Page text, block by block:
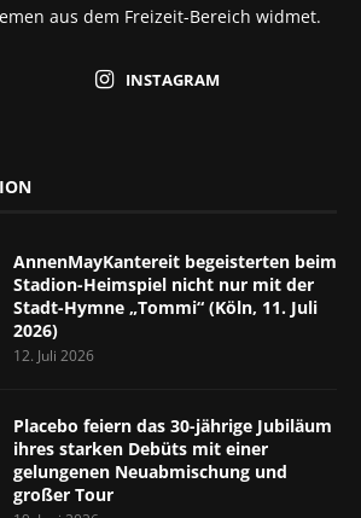
aus dem Freizeit-Bereich widmet.
INSTAGRAM
AnnenMayKantereit begeisterten beim
Stadion-Heimspiel nicht nur mit der
Stadt-Hymne „Tommi“ (Köln, 11. Juli
2026)
12. Juli 2026
Placebo feiern das 30-jährige Jubiläum
ihres starken Debüts mit einer
gelungenen Neuabmischung und
großer Tour